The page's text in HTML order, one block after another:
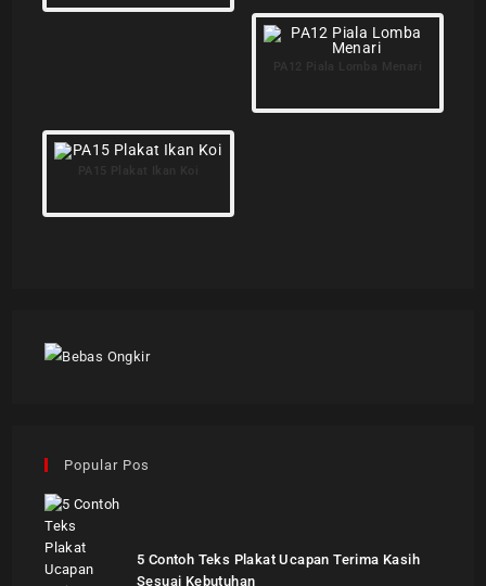
Popular Pos
5 Contoh Teks Plakat Ucapan Terima Kasih
Sesuai Kebutuhan